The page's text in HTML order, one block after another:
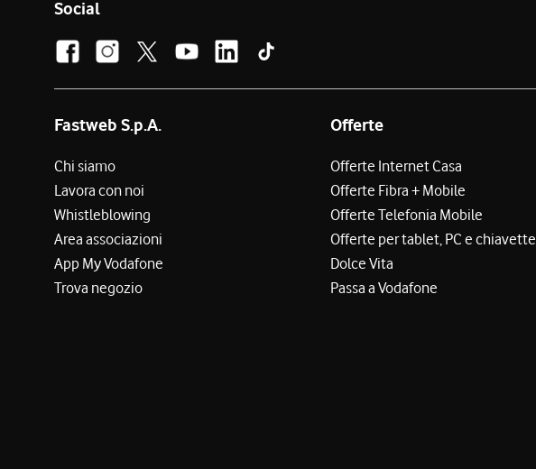
Social
Fastweb S.p.A.
Chi siamo
Lavora con noi
Whistleblowing
Area associazioni
App My Vodafone
Trova negozio
Offerte
Offerte Internet Casa
Offerte Fibra + Mobile
Offerte Telefonia Mobile
Offerte per tablet, PC e chiavette
Dolce Vita
Passa a Vodafone